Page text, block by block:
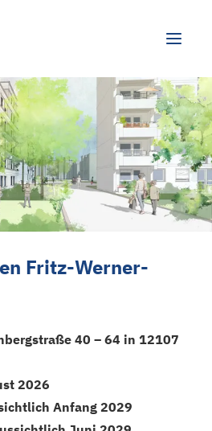
Fritz-Werner-Straße
Fritz-Werner-
40 – 64 in 12107
2026
Anfang 2029